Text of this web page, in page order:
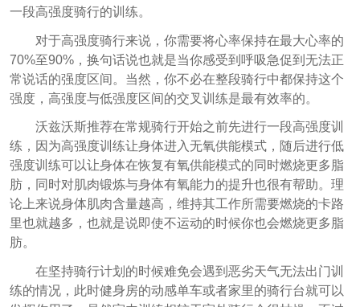
一段高强度骑行的训练。
对于高强度骑行来说，你需要将心率保持在最大心率的
70%至90%，换句话说也就是当你感受到呼吸急促到无法正
常说话的强度区间。当然，你不必在整段骑行中都保持这个
强度，高强度与低强度区间的交叉训练是最有效率的。
沃兹沃斯推荐在常规骑行开始之前先进行一段高强度训
练，因为高强度训练让身体进入无氧供能模式，随后进行低
强度训练可以让身体在恢复有氧供能模式的同时燃烧更多脂
肪，同时对肌肉锻炼与身体有氧能力的提升也很有帮助。理
论上来说身体肌肉含量越高，维持其工作所需要燃烧的卡路
里也就越多，也就是说即使不运动的时候你也会燃烧更多脂
肪。
在坚持骑行计划的时候难免会遇到恶劣天气无法出门训
练的情况，此时健身房的动感单车或者家里的骑行台就可以